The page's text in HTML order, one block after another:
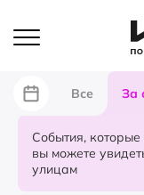
Все За
События,
вы можете
улицам